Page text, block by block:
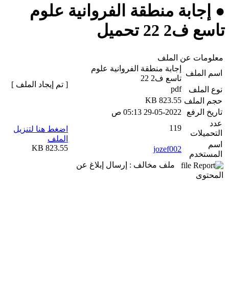
● إجابة منطقة الفروانية علوم
تاسع ف2 22 تحميل
معلومات عن الملف
اسم الملف
إجابة منطقة الفروانية علوم
تاسع ف2 22
نوع الملف
pdf
حجم الملف 823.55 KB
تاريخ الرفع
29-05-2022 05:13 ص
عدد
التحميلات
119
اسم
المستخدم
jozef002
ملف مخالف : إرسال إبلاغ عن
المحتوى
[ تم إيجاد الملف ]
اضغط هنا لتنزيل
الملف
823.55 KB